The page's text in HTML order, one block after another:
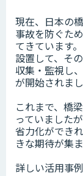
現在、日本の
事故を防ぐた
てきています
設置して、そ
収集・監視し
が開始されまし
これまで、橋
っていました
省力化ができ
きな期待が集
詳しい活用事